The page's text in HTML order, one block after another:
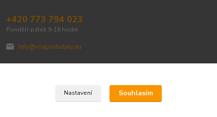
+420 773 794 023
Pondělí-pátek 9-16 hodin
info@vseprohotely.eu
Upravit sběr cookies.
Nastavení Souhlasím